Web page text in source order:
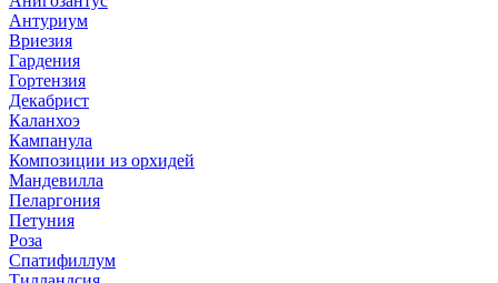
Антуриум
Вриезия
Гардения
Гортензия
Декабрист
Каланхоэ
Кампанула
Композиции из орхидей
Мандевилла
Пеларгония
Петуния
Роза
Спатифиллум